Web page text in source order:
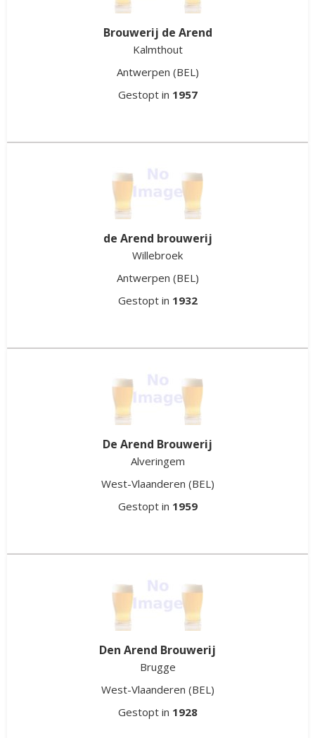
Brouwerij de Arend
Kalmthout
Antwerpen (BEL)
Gestopt in 1957
de Arend brouwerij
Willebroek
Antwerpen (BEL)
Gestopt in 1932
De Arend Brouwerij
Alveringem
West-Vlaanderen (BEL)
Gestopt in 1959
Den Arend Brouwerij
Brugge
West-Vlaanderen (BEL)
Gestopt in 1928